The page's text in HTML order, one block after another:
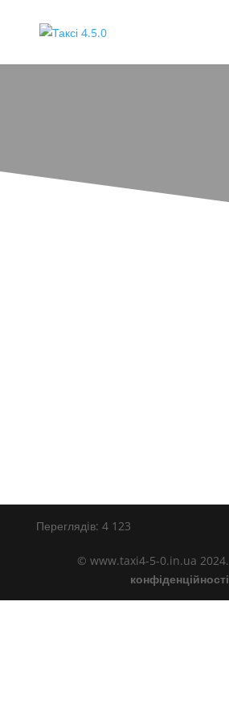
Переглядiв: 4 123
© www.taxi4-5-0.in.ua 2024.
конфіденційності